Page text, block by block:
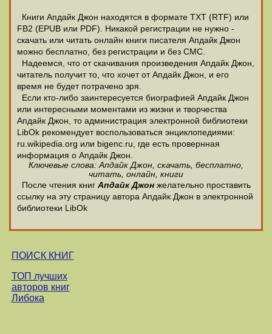
Книги Апдайк Джон находятся в формате ТХТ (RTF) или
FB2 (EPUB или PDF). Никакой регистрации не нужно -
скачать или читать онлайн книги писателя Апдайк Джон
можно бесплатно, без регистрации и без СМС.
Надеемся, что от скачивания произведения Апдайк Джон,
читатель получит то, что хочет от Апдайк Джон, и его
время не будет потрачено зря.
Если кто-либо заинтересуется биографией Апдайк Джон
или интересными моментами из жизни и творчества
Апдайк Джон, то администрация электронной библиотеки
LibOk рекомендует воспользоваться энциклопедиями:
ru.wikipedia.org или bigenc.ru, где есть провернная
информация о Апдайк Джон.
Ключевые слова: Апдайк Джон, скачать, бесплатно,
читать, онлайн, книги
После чтения книг Апдайк Джон желательно проставить
ссылку на эту страницу автора Апдайк Джон в электронной
библиотеки LibOk
ПОИСК КНИГ
ТОП лучших
авторов книг
Либока